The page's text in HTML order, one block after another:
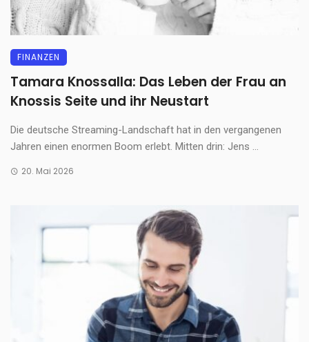
FINANZEN
Tamara Knossalla: Das Leben der Frau an
Knossis Seite und ihr Neustart
Die deutsche Streaming-Landschaft hat in den vergangenen
Jahren einen enormen Boom erlebt. Mitten drin: Jens ...
20. Mai 2026